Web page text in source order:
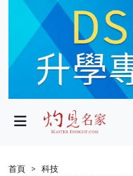
政局
財經
首頁
科技